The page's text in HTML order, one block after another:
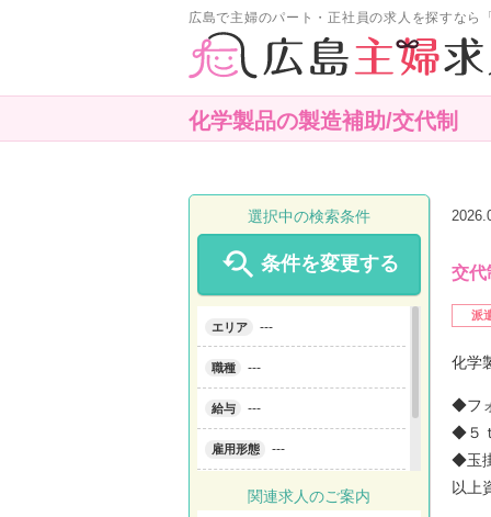
広島で主婦のパート・正社員の求人を探すなら
化学製品の製造補助/交代制
交代
派
化学
◆フ
◆５
◆玉
以上
選択中の検索条件
 条件を変更する
エリア ---
職種 ---
給与 ---
雇用形態 ---
こだわり条件 ---
関連求人のご案内